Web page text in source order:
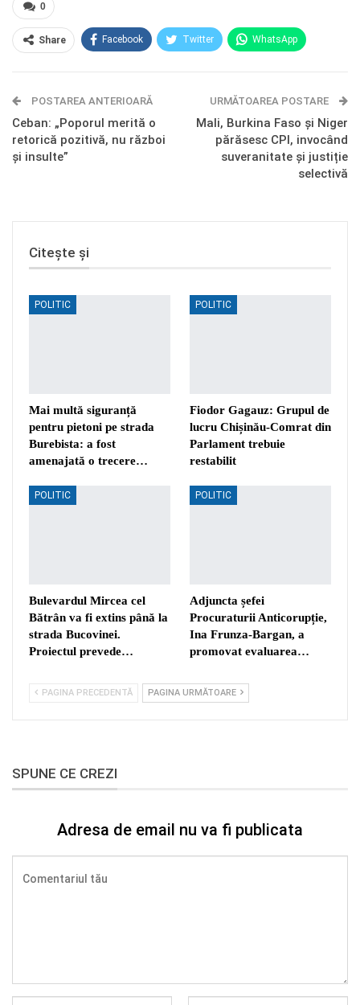
0
Share Facebook Twitter WhatsApp
Telegram OK.ru
POSTAREA ANTERIOARĂ
Ceban: „Poporul merită o
retorică pozitivă, nu război
și insulte”
URMĂTOAREA POSTARE
Mali, Burkina Faso și Niger
părăsesc CPI, invocând
suveranitate și justiție
selectivă
Citește și
POLITIC
Mai multă siguranță
pentru pietoni pe strada
Burebista: a fost
amenajată o trecere…
POLITIC
Fiodor Gagauz: Grupul de
lucru Chișinău-Comrat din
Parlament trebuie
restabilit
POLITIC
Bulevardul Mircea cel
Bătrân va fi extins până la
strada Bucovinei.
Proiectul prevede…
POLITIC
Adjuncta șefei
Procuraturii Anticorupție,
Ina Frunza-Bargan, a
promovat evaluarea…
PAGINA PRECEDENTĂ PAGINA URMĂTOARE
SPUNE CE CREZI
Adresa de email nu va fi publicata